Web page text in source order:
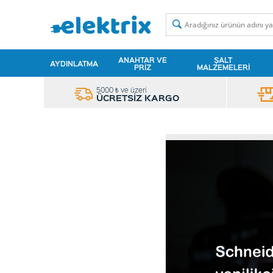
AYDINLATMA ANAHTAR VE
PRIZ
ŞALT
MALZEMELERI
5000 ₺ ve üzeri
ÜCRETSİZ KARGO